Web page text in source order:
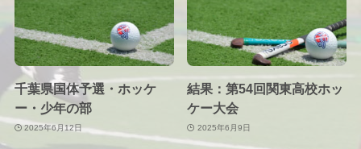
千葉県国体予選・ホッケ
ー・少年の部
2025年6月12日
結果：第54回関東高校ホッ
ケー大会
2025年6月9日